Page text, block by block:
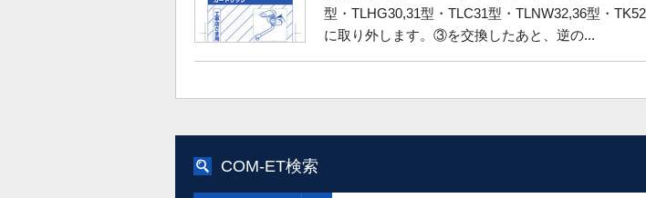
型・TLHG30,31型・TLC31型・TLNW32,36型・
に取り外します。③を交換したあと、逆の...
COM-ET検索